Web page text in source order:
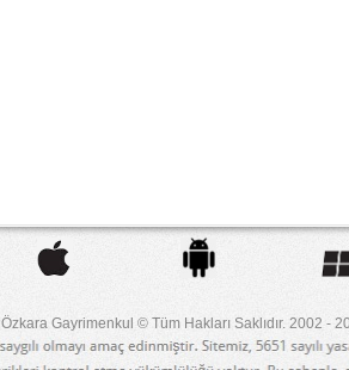
Özkara Gayrimenkul © Tüm Hakları Saklıdır. 2002 -